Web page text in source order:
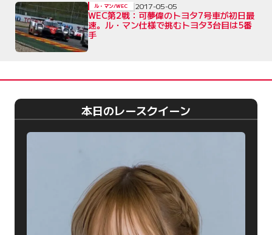
WEC第2戦：可夢偉のトヨタ7号車が初日最
速。ル・マン仕様で挑むトヨタ3台目は5番
手
ル・マン/WEC 2017-05-05
本日のレースクイーン